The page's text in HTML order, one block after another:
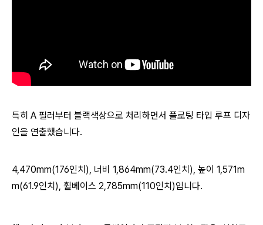
특히 A 필러부터 블랙색상으로 처리하면서 플로팅 타입 루프 디자
인을 연출했습니다.
4,470mm(176인치), 너비 1,864mm(73.4인치), 높이 1,571m
m(61.9인치), 휠베이스 2,785mm(110인치)입니다.